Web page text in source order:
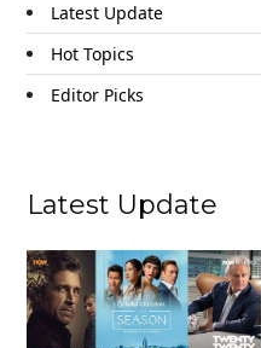
Latest Update
Hot Topics
Editor Picks
Latest Update